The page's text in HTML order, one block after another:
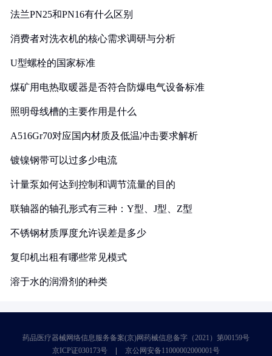
法兰PN25和PN16有什么区别
消费者对洗衣机的核心需求调研与分析
U型螺栓的国家标准
煤矿用电热取暖器是否符合防爆电气设备标准
照明母线槽的主要作用是什么
A516Gr70对应国内材质及低温冲击要求解析
镀镍钢带可以过多少电流
计量泵如何达到控制和调节流量的目的
联轴器的轴孔形式有三种：Y型、J型、Z型
不锈钢材质厚度允许误差是多少
复印机出租有哪些常见模式
溶于水的润滑剂的种类
药品医疗器械网络信息服务备案(京)网药械信息备字（2021）第00159号
京ICP证030173号
京公网安备11000002000001号